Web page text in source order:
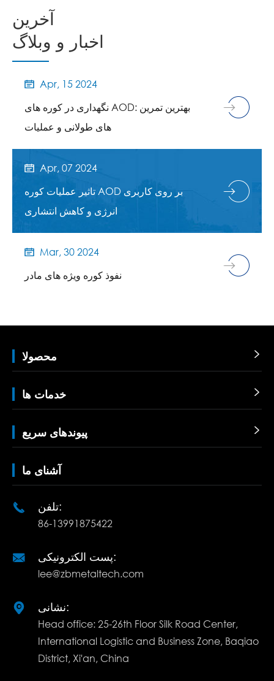
آخرین
اخبار و وبلاگ
 Apr, 15 2024
نگهداری در کوره های AOD: بهترین تمرین
های طولانی و عملیات
 Apr, 07 2024
تاثیر عملیات کوره AOD بر روی کاربری
انرژی و کاهش انتشاری

Mar, 30 2024
نفوذ کوره ویژه های مادر
محصولا 
خدمات ها 
پیوندهای سریع 
آشنای ما
 تلفن:
86-13991875422
 پست الکترونیکی:
lee@zbmetaltech.com
 نشانی:
Head office: 25-26th Floor Silk Road Center,
International Logistic and Business Zone, Baqiao
District, Xi'an, China